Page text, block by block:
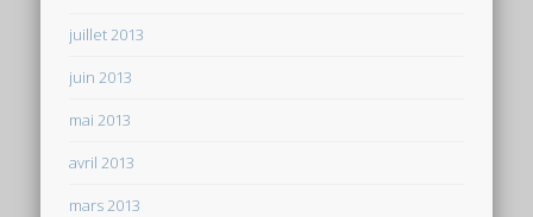
juillet 2013
juin 2013
mai 2013
avril 2013
mars 2013